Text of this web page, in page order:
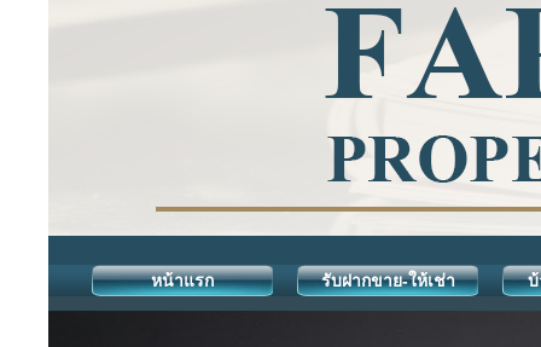
หน้าแรก รับฝากขาย-ให้เช่า บ้